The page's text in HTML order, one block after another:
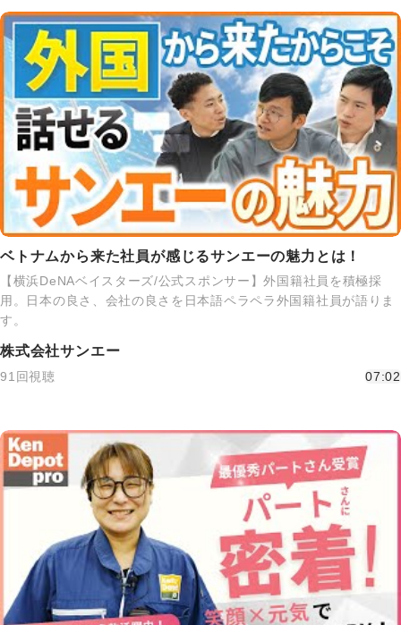
ベトナムから来た社員が感じるサンエーの魅力とは！
【横浜DeNAベイスターズ/公式スポンサー】外国籍社員を積極採
用。日本の良さ、会社の良さを日本語ペラペラ外国籍社員が語りま
す。
株式会社サンエー
91回視聴 07:02